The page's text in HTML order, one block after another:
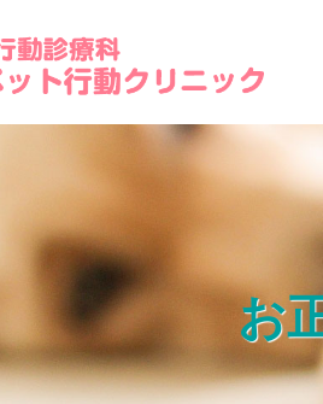
お